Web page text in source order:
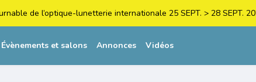
de l’optique-lunetterie internationale 25 SEPT. > 28 SEPT.
Évènements et salons Annonces Vidéos